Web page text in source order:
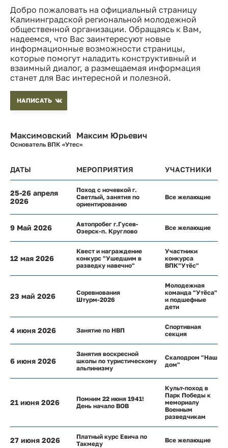
Максимовский Максим Юрьевич
Основатель ВПК «Утес»
Добро пожаловать на официальный страницу
Калининградской региональной молодежной
общественной организации. Обращаясь к Вам,
надеемся, что Вас заинтересуют новые
информационные возможности страницы,
которые помогут наладить конструктивный и
взаимный диалог, а размещаемая информация
станет для Вас интересной и полезной.
НАПИСАТЬ
ДАТЫ МЕРОПРИЯТИЯ УЧАСТНИКИ
25-26 апреля
2026
Поход с ночевкой г.
Светлый, занятия по
ориентированию
Все желающие
9 Май 2026
Автопробег г.Гусев-
Озерск-п. Круглово
Все желающие
12 мая 2026
Квест и награждение
конкурс "Ушедшим в
разведку навечно"
Участники
конкурса
ВПК"Утёс"
23 май 2026
Соревнования
Штурм-2026
Молодежная
команда "Утёса"
и подшефные
дети
4 июня 2026 Занятие по НВП
Спортивная
секция
6 июня 2026
Занятия воскресной
школы по туристическому
альпинизму
Скалодром "Наш
дом"
21 июня 2026
Помним 22 июня 1941!
День начало ВОВ
Культ-поход в
Парк Победы к
мемориалу
Военным
разведчикам
27 июня 2026
Платный курс Евича по
Такмеду
Все желающие